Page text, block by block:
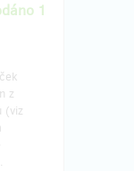
1
z
(viz